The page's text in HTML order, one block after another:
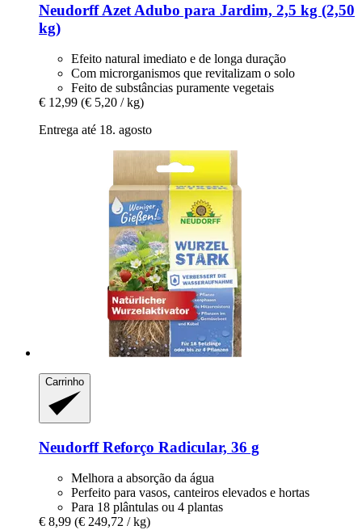
NeudorffAzet Adubo para Jardim, 2,5 kg (2,50
kg)
Efeito natural imediato e de longa duração
Com microrganismos que revitalizam o solo
Feito de substâncias puramente vegetais
€ 12,99 (€ 5,20 / kg)
Entrega até 18. agosto
Carrinho
NeudorffReforço Radicular, 36 g
Melhora a absorção da água
Perfeito para vasos, canteiros elevados e hortas
Para 18 plântulas ou 4 plantas
€ 8,99 (€ 249,72 / kg)